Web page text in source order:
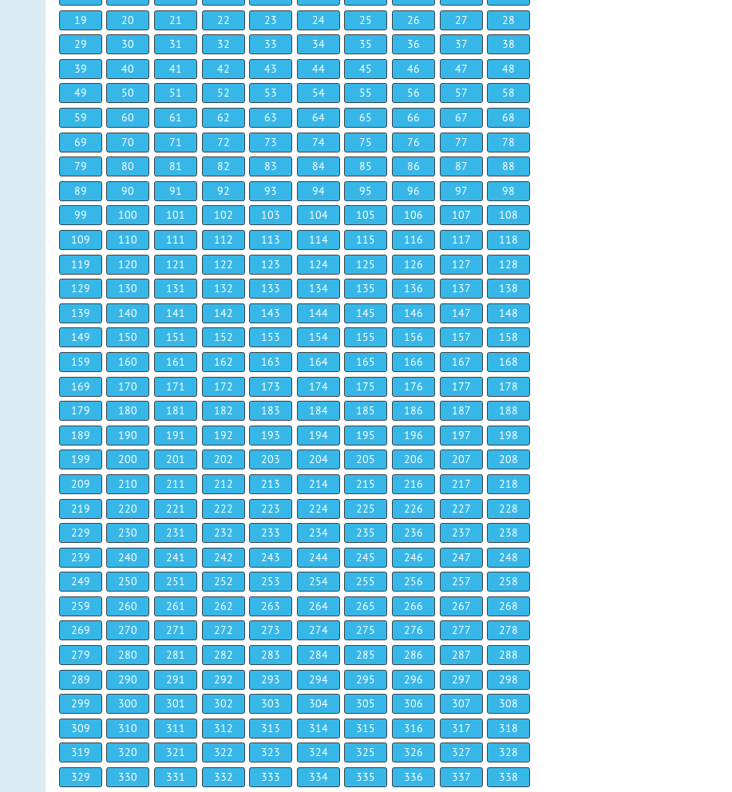
19
20 21 22 23 24 25 26 27
28
29
30 31 32 33 34 35 36 37
38
39
40 41 42 43 44 45 46 47
48
49
50 51 52 53 54 55 56 57
58
59
60 61 62 63 64 65 66 67
68
69
70 71 72 73 74 75 76 77
78
79
80 81 82 83 84 85 86 87
88
89
90 91 92 93 94 95 96 97
98
99
100 101 102 103 104 105 106 107
108
109
110 111 112 113 114 115 116 117
118
119
120 121 122 123 124 125 126 127
128
129
130 131 132 133 134 135 136 137
138
139
140 141 142 143 144 145 146 147
148
149
150 151 152 153 154 155 156 157
158
159
160 161 162 163 164 165 166 167
168
169
170 171 172 173 174 175 176 177
178
179
180 181 182 183 184 185 186 187
188
189
190 191 192 193 194 195 196 197
198
199
200 201 202 203 204 205 206 207
208
209
210 211 212 213 214 215 216 217
218
219
220 221 222 223 224 225 226 227
228
229
230 231 232 233 234 235 236 237
238
239
240 241 242 243 244 245 246 247
248
249
250 251 252 253 254 255 256 257
258
259
260 261 262 263 264 265 266 267
268
269
270 271 272 273 274 275 276 277
278
279
280 281 282 283 284 285 286 287
288
289
290 291 292 293 294 295 296 297
298
299
300 301 302 303 304 305 306 307
308
309
310 311 312 313 314 315 316 317
318
319
320 321 322 323 324 325 326 327
328
329
330 331 332 333 334 335 336 337 338